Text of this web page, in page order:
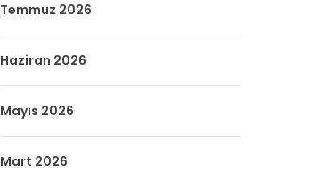
Temmuz 2026
Haziran 2026
Mayıs 2026
Mart 2026